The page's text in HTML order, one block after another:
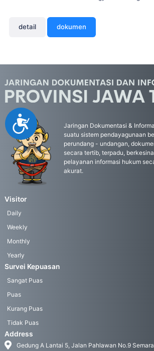
Accessibility
detail dokumen
Jaringan Dokumentasi &
suatu sistem pendayagunaan
perundang - undangan,
secara tertib, terpadu,
pelayanan informasi hukum
akurat.
Visitor
Daily
Weekly
Monthly
Yearly
Survei Kepuasan
Sangat Puas
Puas
Kurang Puas
Tidak Puas
Address
Gedung A Lantai 5, Jalan Pahlawan No.9